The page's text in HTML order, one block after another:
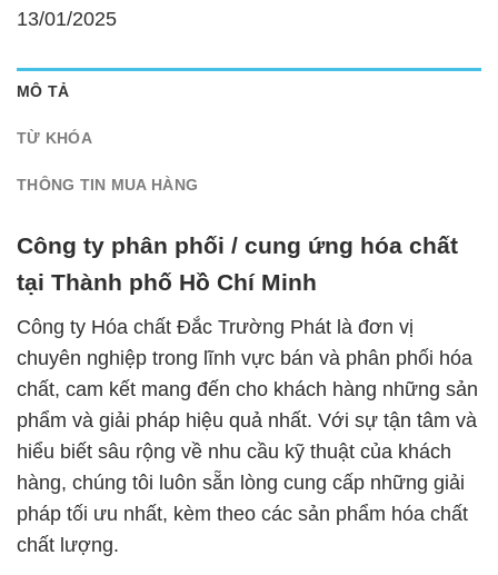
13/01/2025
MÔ TẢ
TỪ KHÓA
THÔNG TIN MUA HÀNG
Công ty phân phối / cung ứng hóa chất
tại Thành phố Hồ Chí Minh
Công ty Hóa chất Đắc Trường Phát là đơn vị
chuyên nghiệp trong lĩnh vực bán và phân phối hóa
chất, cam kết mang đến cho khách hàng những sản
phẩm và giải pháp hiệu quả nhất. Với sự tận tâm và
hiểu biết sâu rộng về nhu cầu kỹ thuật của khách
hàng, chúng tôi luôn sẵn lòng cung cấp những giải
pháp tối ưu nhất, kèm theo các sản phẩm hóa chất
chất lượng.